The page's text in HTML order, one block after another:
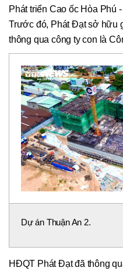
Phát triển Cao ốc Hòa Phú
Trước đó, Phát Đạt sở hữu
thông qua công ty con là
Dự án Thuận An 2.
HĐQT Phát Đạt đã thông